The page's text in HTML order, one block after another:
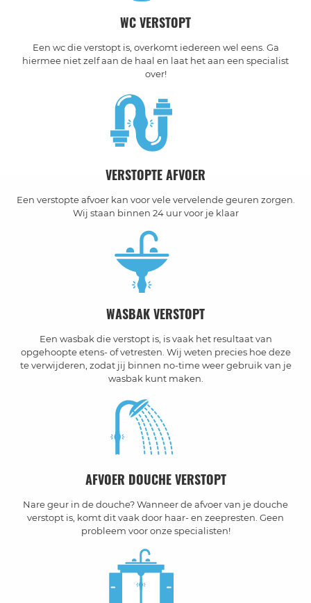
WC VERSTOPT
Een wc die verstopt is, overkomt iedereen wel eens. Ga
hiermee niet zelf aan de haal en laat het aan een specialist
over!
VERSTOPTE AFVOER
Een verstopte afvoer kan voor vele vervelende geuren zorgen.
Wij staan binnen 24 uur voor je klaar
WASBAK VERSTOPT
Een wasbak die verstopt is, is vaak het resultaat van
opgehoopte etens- of vetresten. Wij weten precies hoe deze
te verwijderen, zodat jij binnen no-time weer gebruik van je
wasbak kunt maken.
AFVOER DOUCHE VERSTOPT
Nare geur in de douche? Wanneer de afvoer van je douche
verstopt is, komt dit vaak door haar- en zeepresten. Geen
probleem voor onze specialisten!